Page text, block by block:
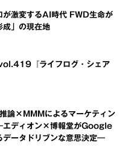
が激変するAI時代 FWD生命が
成」の現在地
『ライフログ・シェア
論×MMMによるマーケティン
エディオン×博報堂がGoogle
データドリブンな意思決定―